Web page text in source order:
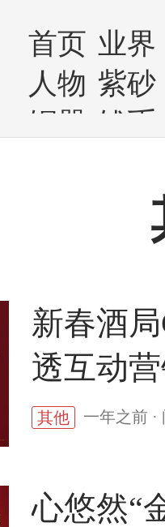
首页 业界
人物 紫砂
铜器
钱币
新春酒
透互动
其他 一年之前 ·
心悠然“